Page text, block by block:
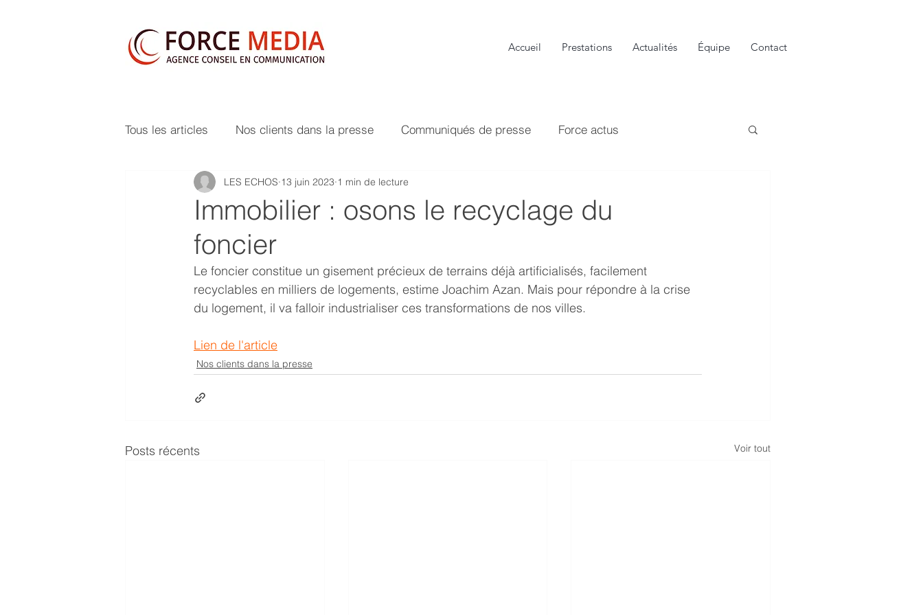
Accueil Prestations Actualités Équipe Contact
Tous les articles Nos clients dans la presse Communiqués de presse Force actus
Immobilier : osons le recyclage du
foncier
LES ECHOS 13 juin 2023 1 min de lecture
Le foncier constitue un gisement précieux de terrains déjà artificialisés, facilement
recyclables en milliers de logements, estime Joachim Azan. Mais pour répondre à la crise
du logement, il va falloir industrialiser ces transformations de nos villes.
Lien de l'article
Nos clients dans la presse
Posts récents Voir tout